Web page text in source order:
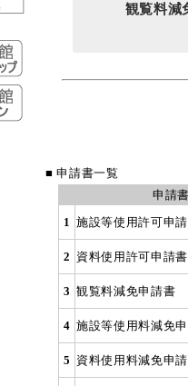
観覧料減
■ 申請書一覧
申請
1 施設等使用許可申
2 資料使用許可申請書
3 観覧料減免申請書
4 施設等使用料減免
5 資料使用料減免申